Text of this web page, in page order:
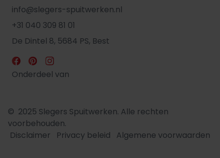
info@slegers-spuitwerken.nl
+31 040 309 81 01
De Dintel 8, 5684 PS, Best
Onderdeel van
© 2025 Slegers Spuitwerken. Alle rechten
voorbehouden.
Disclaimer
Privacy beleid Algemene voorwaarden